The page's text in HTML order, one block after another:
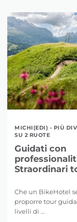
MICHI(EDI) - PIÙ
SU 2 RUOTE
Guidati con
Straordinari
Che un BikeHotel
proporre tour
livelli di ...